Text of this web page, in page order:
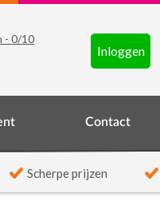
Inloggen
-0/10
Contact
Scherpe prijzen